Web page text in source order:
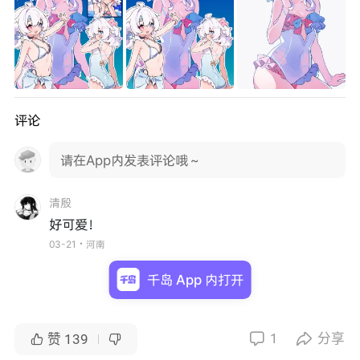
评论
请在App内发表评论哦～
清殷
好可爱！
03-21・河南
 赞 139   1  分享
千岛 App 内打开